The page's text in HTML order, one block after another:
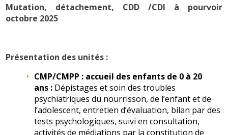
Mutation, détachement, CDD /CDI à pourvoir
octobre 2025
Présentation des unités :
CMP/CMPP : accueil des enfants de 0 à 20
ans : Dépistages et soin des troubles
psychiatriques du nourrisson, de l’enfant et de
l’adolescent, entretien d’évaluation, bilan par des
tests psychologiques, suivi en consultation,
activités de médiations par la constitution de